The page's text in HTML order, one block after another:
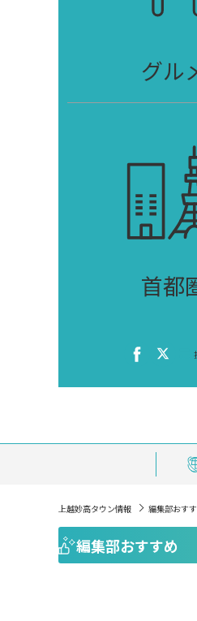
グル
首都
上越妙高タウン情報 編集部おす
編集部おすすめ